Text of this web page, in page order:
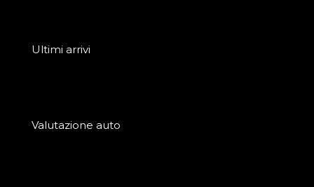
Ultimi arrivi
Valutazione auto